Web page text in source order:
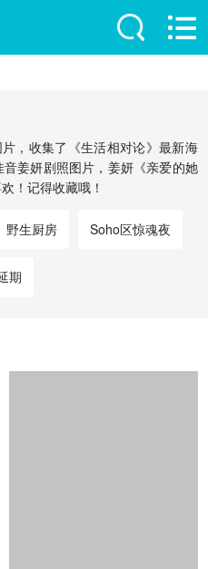
，收集了《生活相对论》最新海
姜妍剧照图片，姜妍《亲爱的她
！记得收藏哦！
野生厨房 Soho区惊魂夜
期